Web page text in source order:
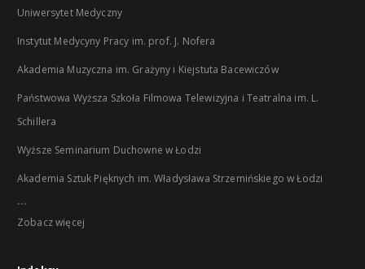
Uniwersytet Medyczny
Instytut Medycyny Pracy im. prof. J. Nofera
Akademia Muzyczna im. Grażyny i Kiejstuta Bacewiczów
Państwowa Wyższa Szkoła Filmowa Telewizyjna i Teatralna im. L.
Schillera
Wyższe Seminarium Duchowne w Łodzi
Akademia Sztuk Pięknych im. Władysława Strzemińskiego w Łodzi
...
Zobacz więcej